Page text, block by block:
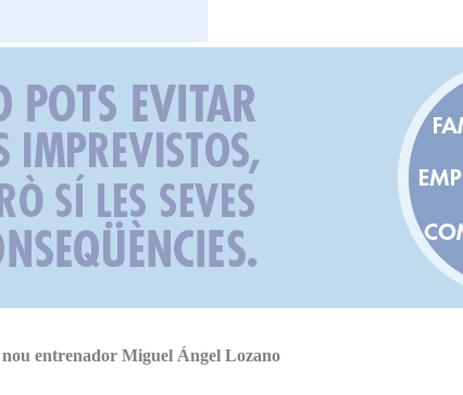
entrenador Miguel Ángel Lozano